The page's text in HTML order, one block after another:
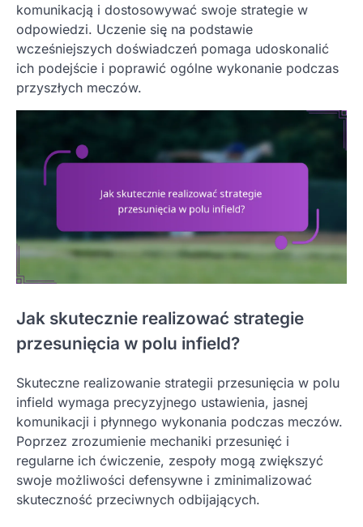
komunikacją i dostosowywać swoje strategie w
odpowiedzi. Uczenie się na podstawie
wcześniejszych doświadczeń pomaga udoskonalić
ich podejście i poprawić ogólne wykonanie podczas
przyszłych meczów.
Jak skutecznie realizować strategie
przesunięcia w polu infield?
Skuteczne realizowanie strategii przesunięcia w polu
infield wymaga precyzyjnego ustawienia, jasnej
komunikacji i płynnego wykonania podczas meczów.
Poprzez zrozumienie mechaniki przesunięć i
regularne ich ćwiczenie, zespoły mogą zwiększyć
swoje możliwości defensywne i zminimalizować
skuteczność przeciwnych odbijających.